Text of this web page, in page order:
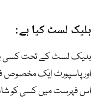
بلیک لسٹ کیا ہے:
بلیک لسٹ کے تحت کسی
اور پاسپورٹ ایک مخصوص
اس فہرست میں کسی کو